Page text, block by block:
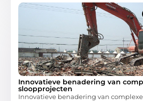
Innovatieve benadering van
sloopprojecten
Innovatieve benadering van